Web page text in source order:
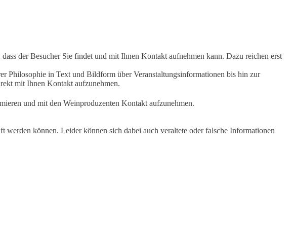
der Besucher Sie findet und mit Ihnen Kontakt aufnehmen kann. Dazu reichen erst
Philosophie in Text und Bildform über Veranstaltungsinformationen bis hin zur
mit Ihnen Kontakt aufzunehmen.
und mit den Weinproduzenten Kontakt aufzunehmen.
können. Leider können sich dabei auch veraltete oder falsche Informationen